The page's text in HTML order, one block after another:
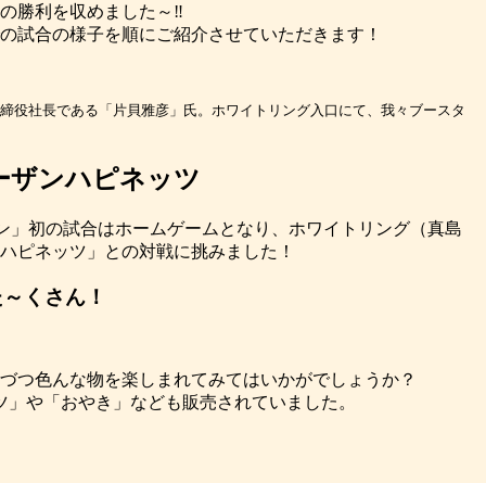
勝利を収めました～‼
試合の様子を順にご紹介させていただきます！
社長である「片貝雅彦」氏。ホワイトリング入口にて、我々ブースタ
ザンハピネッツ
」初の試合はホームゲームとなり、ホワイトリング（真島
ピネッツ」との対戦に挑みました！
くさん！
つ色んな物を楽しまれてみてはいかがでしょうか？
や「おやき」なども販売されていました。